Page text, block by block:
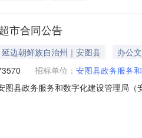
市合同公告
边朝鲜族自治州｜安图县
办公
招标单位： 安图县政务服务
图县政务服务和数字化建设管理局
一品绿80克A4500张/包亚太森博一